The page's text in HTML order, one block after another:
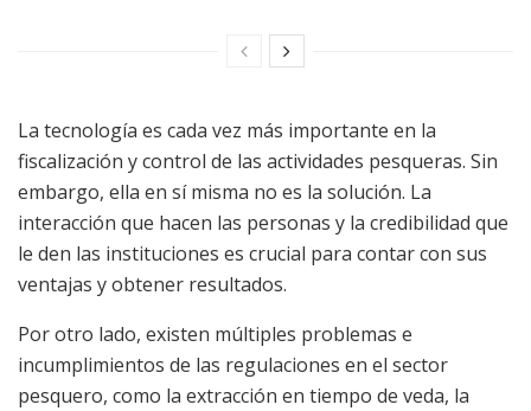
La tecnología es cada vez más importante en la
fiscalización y control de las actividades pesqueras. Sin
embargo, ella en sí misma no es la solución. La
interacción que hacen las personas y la credibilidad que
le den las instituciones es crucial para contar con sus
ventajas y obtener resultados.
Por otro lado, existen múltiples problemas e
incumplimientos de las regulaciones en el sector
pesquero, como la extracción en tiempo de veda, la